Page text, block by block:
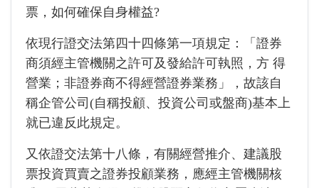
票，如何確保自身權益?
依現行證交法第四十四條第一項規定：「證券
商須經主管機關之許可及發給許可執照，方 得
營業；非證券商不得經營證券業務」，故該自
稱企管公司(自稱投顧、投資公司或盤商)基本上
就已違反此規定。
又依證交法第十八條，有關經營推介、建議股
票投資買賣之證券投顧業務，應經主管機關核